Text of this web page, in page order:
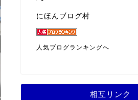
にほんブログ村
人気ブログランキングへ
相互リンク